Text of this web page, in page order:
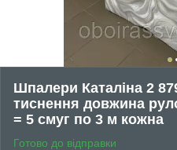
Шпалери Каталіна 2
тиснення довжина
= 5 смуг по 3 м кожна
Готово до відправки